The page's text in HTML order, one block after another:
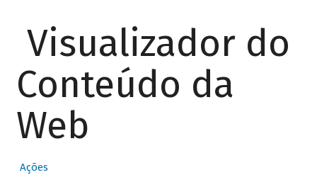
Visualizador do
Conteúdo da
Web
Ações